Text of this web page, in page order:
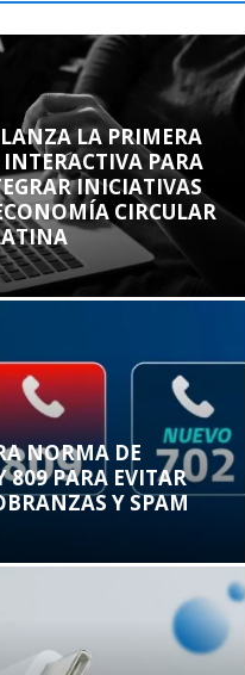
LA PRIMERA
PARA
INICIATIVAS
CIRCULAR
NORMA DE
809 PARA EVITAR
Y SPAM